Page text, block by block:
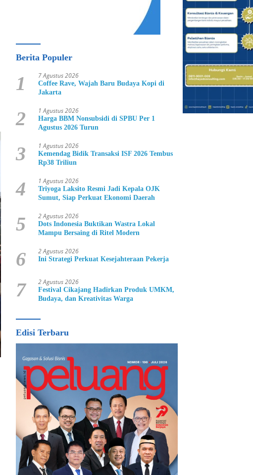
Berita Populer
1 7 Agustus 2026
Coffee Rave, Wajah Baru Budaya Kopi di
Jakarta
2 1 Agustus 2026
Harga BBM Nonsubsidi di SPBU Per 1
Agustus 2026 Turun
3 1 Agustus 2026
Kemendag Bidik Transaksi ISF 2026 Tembus
Rp38 Triliun
4 1 Agustus 2026
Triyoga Laksito Resmi Jadi Kepala OJK
Sumut, Siap Perkuat Ekonomi Daerah
5 2 Agustus 2026
Dots Indonesia Buktikan Wastra Lokal
Mampu Bersaing di Ritel Modern
6 2 Agustus 2026
Ini Strategi Perkuat Kesejahteraan Pekerja
7 2 Agustus 2026
Festival Cikajang Hadirkan Produk UMKM,
Budaya, dan Kreativitas Warga
Edisi Terbaru